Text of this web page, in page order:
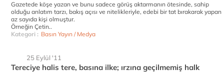
Gazetede köşe yazan ve bunu sadece görüş aktarmanın ötesinde, sahip
olduğu anlatım tarzı, bakış açısı ve nitelikleriyle, edebi bir tat bırakarak yapan
az sayıda kişi olmuştur.
Örneğin Çetin..
Kategori : Basın Yayın / Medya
25 Eylül '11
Tereciye halis tere, basına ilke; ırzına geçilmemiş halk